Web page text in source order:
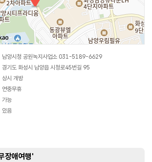
무리가 없다. 산책로 중간중간에는 벤치가 놓여있어
있으며 주변으로 나무들을 빼곡하게 심어 상쾌한
다. 뿐만 아니라 곳곳에 방범용 cctv가 설치되어 있어
운동할 수 있다. 남양체육공원의 또 다른 매력은
이 있어 자전거와 인라인스케이트, 킥보드 타기를 즐길
책을 꺼내어 볼 수 있고, 오리정 뒤쪽에는 뒷동산을
정비되어 있다.
남양시청 공원녹지사업소 031-5189-6629
경기도 화성시 남양읍 시청로45번길 95
상시 개방
연중무휴
가능
있음
장애여행'